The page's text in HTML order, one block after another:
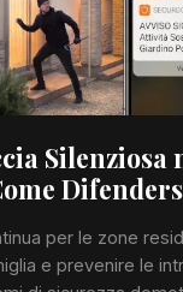
Viabilità
Utilità
Meteo
Eventi
Silenziosa
per le zone
e prevenire le